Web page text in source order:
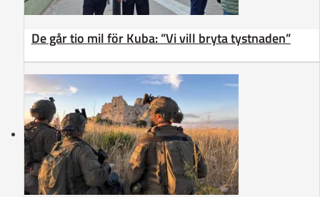
De går tio mil för Kuba: ”Vi vill bryta tystnaden”